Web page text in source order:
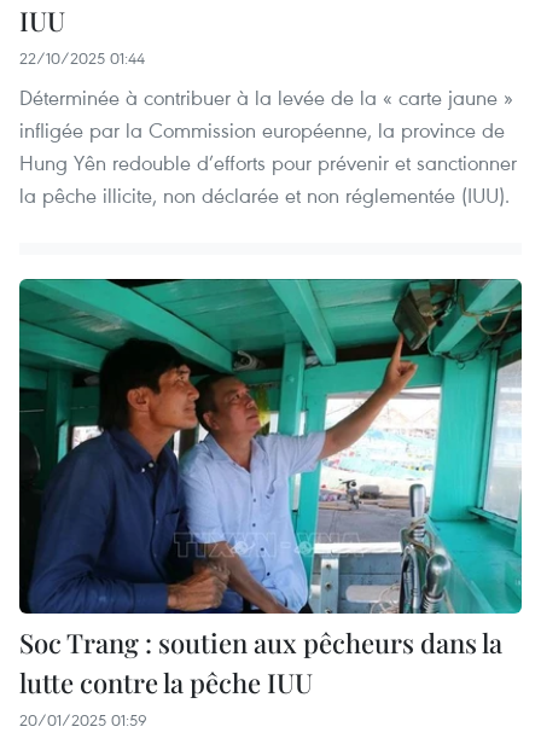
IUU
22/10/2025 01:44
Déterminée à contribuer à la levée de la « carte jaune »
infligée par la Commission européenne, la province de
Hung Yên redouble d’efforts pour prévenir et sanctionner
la pêche illicite, non déclarée et non réglementée (IUU).
Soc Trang : soutien aux pêcheurs dans la
lutte contre la pêche IUU
20/01/2025 01:59